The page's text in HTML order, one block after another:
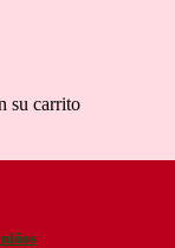
su carrito